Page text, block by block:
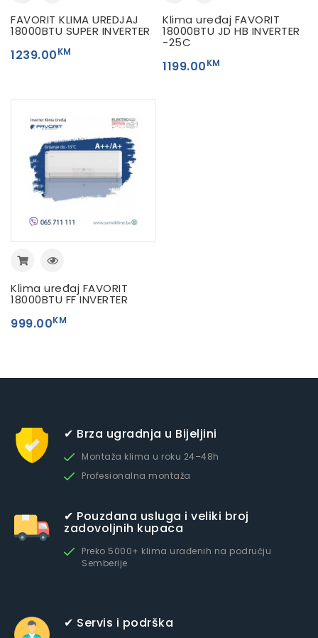
FAVORIT KLIMA UREDJAJ
18000BTU SUPER INVERTER
1239.00KM
Klima uređaj FAVORIT
18000BTU JD HB INVERTER
-25C
1199.00KM
Klima uređaj FAVORIT
18000BTU FF INVERTER
999.00KM
✔ Brza ugradnja u Bijeljini
Montaža klima u roku 24–48h
Profesionalna montaža
✔ Pouzdana usluga i veliki broj
zadovoljnih kupaca
Preko 5000+ klima urađenih na području
Semberije
✔ Servis i podrška